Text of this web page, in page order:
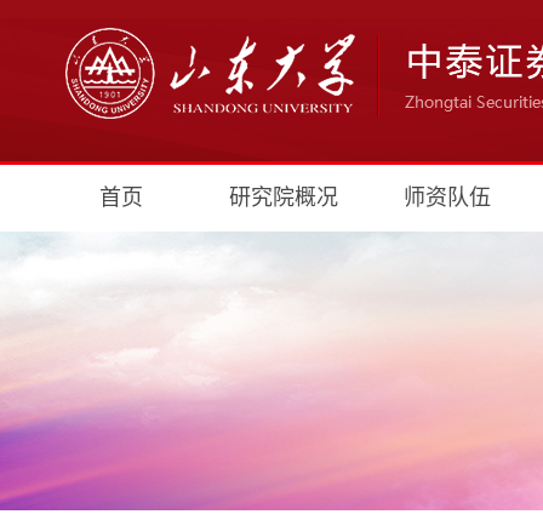
首页 研究院概况 师资队伍